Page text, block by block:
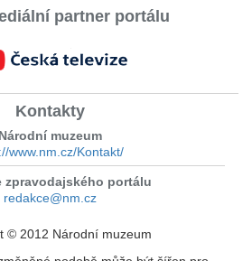
partner portálu
Kontakty
Národní muzeum
www.nm.cz/Kontakt/
zpravodajského portálu
redakce@nm.cz
© 2012 Národní muzeum